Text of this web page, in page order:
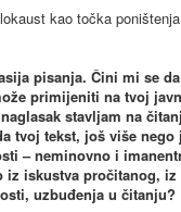
kao točka
pisanja. Čini mi se
primijeniti na tvoj
stavljam na
tvoj tekst, još više nego
– neminovno i
iz iskustva pročitanog, iz
uzbuđenja u čitanju?